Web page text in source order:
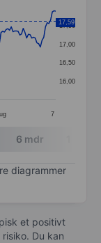
Data ranges
7
16,00
16,50
17,00
17,50
17,59
6 mdr
diagrammer
et positivt
Du kan